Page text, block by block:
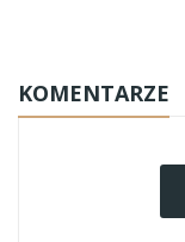
KOMENTARZE